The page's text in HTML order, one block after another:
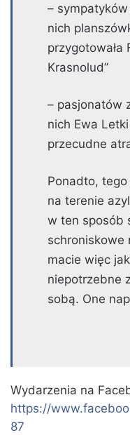
–
nich
przygotowała
Krasnolud”
– pasjonatów
nich Ewa
przecudne
Ponadto,
na terenie
w ten sposób
schroniskowe
macie więc
niepotrzebne
sobą. One
Wydarzenia na
https://
87